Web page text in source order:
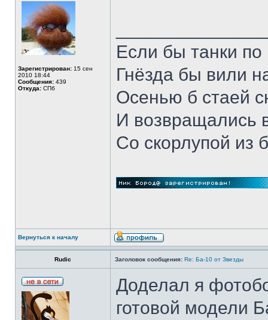
Зарегистрирован: 15 сен
2010 18:44
Сообщения: 439
Откуда: СПб
Если бы танки по
Гнёзда бы вили
Осенью б стаей
И возвращались
Со скорлупой из
Вернуться к началу
Rudic Заголовок сообщения: Re: Ба-10 от Звезды
Доделал я
готовой модели